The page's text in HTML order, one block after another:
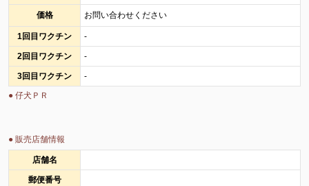
価格 お問い合わせください
1回目ワクチン -
2回目ワクチン -
3回目ワクチン
-
● 仔犬ＰＲ
● 販売店舗情報
店舗名
郵便番号